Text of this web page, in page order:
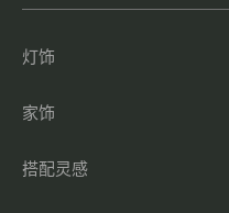
灯饰
家饰
搭配灵感